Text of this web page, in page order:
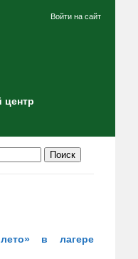
Войти на сайт
центр
в лагере